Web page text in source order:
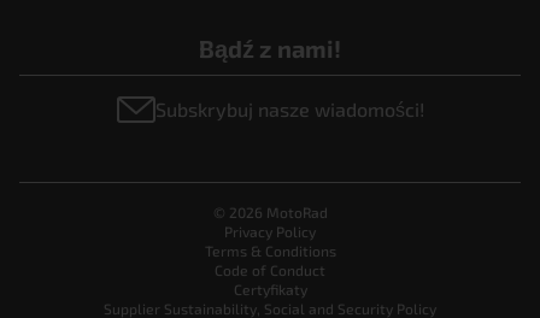
Bądź z nami!
Subskrybuj nasze wiadomości!
© 2026 MotoRad
Privacy Policy
Terms & Conditions
Code of Conduct
Certyfikaty
Supplier Sustainability, Social and Security Policy